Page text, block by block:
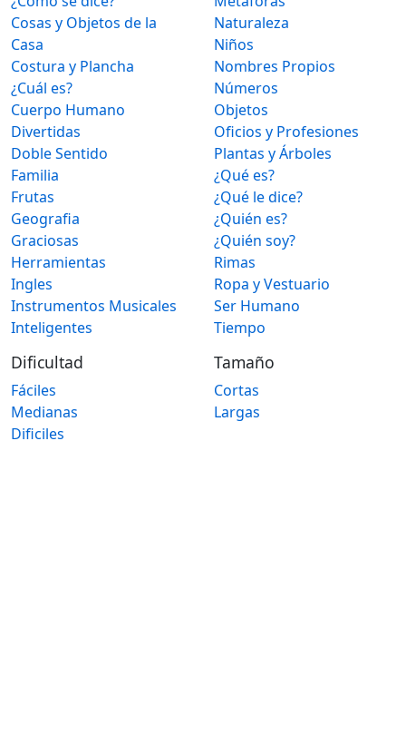
Cosas y Objetos de la
Casa
Costura y Plancha
¿Cuál es?
Cuerpo Humano
Divertidas
Doble Sentido
Familia
Frutas
Geografia
Graciosas
Herramientas
Ingles
Instrumentos Musicales
Inteligentes
Naturaleza
Niños
Nombres Propios
Números
Objetos
Oficios y Profesiones
Plantas y Árboles
¿Qué es?
¿Qué le dice?
¿Quién es?
¿Quién soy?
Rimas
Ropa y Vestuario
Ser Humano
Tiempo
Dificultad
Fáciles
Medianas
Dificiles
Tamaño
Cortas
Largas